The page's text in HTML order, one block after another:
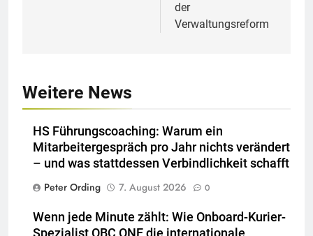
der
Verwaltungsreform
Weitere News
HS Führungscoaching: Warum ein
Mitarbeitergespräch pro Jahr nichts verändert
– und was stattdessen Verbindlichkeit schafft
Peter Ording
7. August 2026 0
Wenn jede Minute zählt: Wie Onboard-Kurier-
Spezialist OBC ONE die internationale